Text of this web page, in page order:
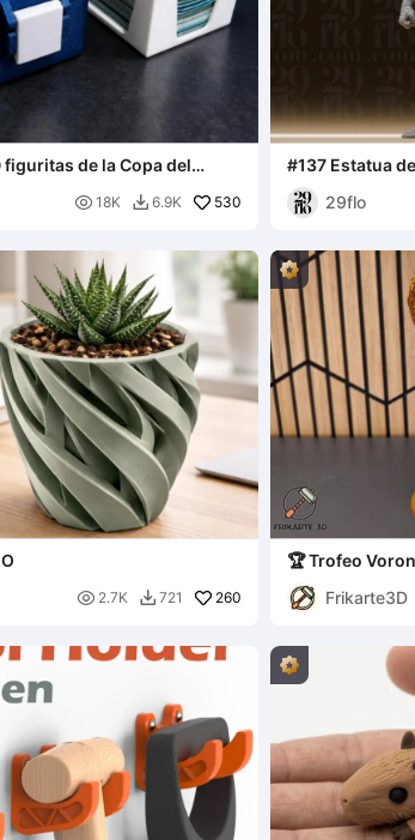
figuritas de la Copa del
 18K  6.9K 530
#137 Estatua
musculoso
29flo
 2.7K  721 260
🏆 Trofeo
Frikarte3D